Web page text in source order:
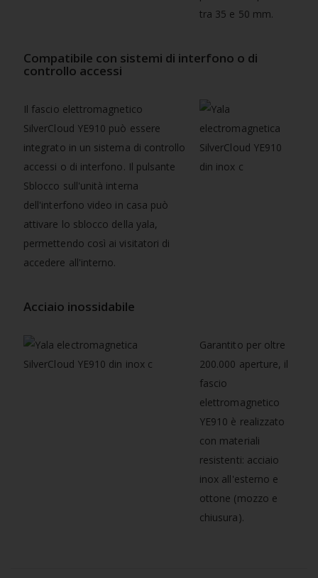
tra 35 e 50 mm.
Compatibile con sistemi di interfono o di
controllo accessi
Il fascio elettromagnetico
SilverCloud YE910 può essere
integrato in un sistema di controllo
accessi o di interfono. Il pulsante
Sblocco sull'unità interna
dell'interfono video in casa può
attivare lo sblocco della yala,
permettendo così ai visitatori di
accedere all'interno.
Acciaio inossidabile
Garantito per oltre
200.000 aperture, il
fascio
elettromagnetico
YE910 è realizzato
con materiali
resistenti: acciaio
inox all'esterno e
ottone (mozzo e
chiusura).